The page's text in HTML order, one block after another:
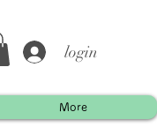
login
More